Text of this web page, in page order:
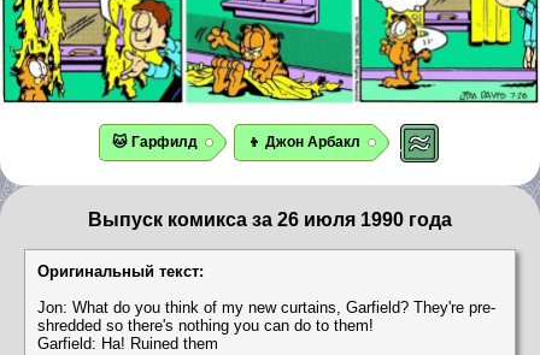
🐱 Гарфилд 👦 Джон Арбакл
Выпуск комикса за 26 июля 1990 года
Оригинальный текст:
Jon: What do you think of my new curtains, Garfield? They're pre-
shredded so there's nothing you can do to them!
Garfield: Ha! Ruined them